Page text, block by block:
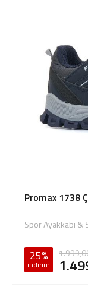
Promax 1738
Spor Ayakkabı &
25%
indirim